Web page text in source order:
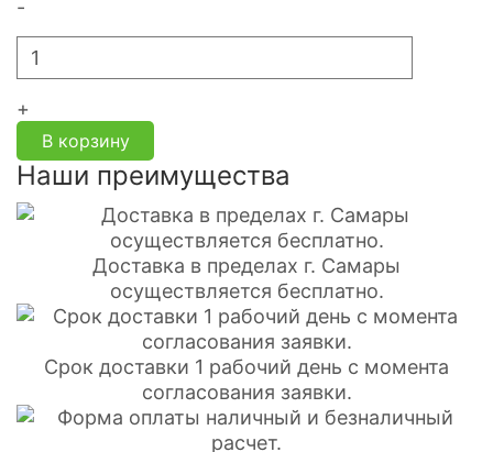
-
+
В корзину
Наши преимущества
Доставка в пределах г. Самары
осуществляется бесплатно.
Срок доставки 1 рабочий день с момента
согласования заявки.